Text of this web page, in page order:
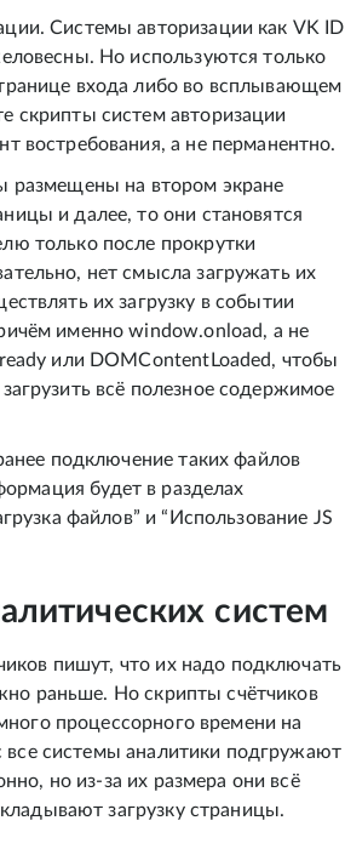
Системы авторизации как VK ID
Но используются только
входа либо во всплывающем
скрипты систем авторизации
востребования, а не перманентно.
размещены на втором экране
и далее, то они становятся
только после прокрутки
нет смысла загружать их
их загрузку в событии
именно window.onload, а не
или DOMContentLoaded, чтобы
всё полезное содержимое
подключение таких файлов
будет в разделах
файлов” и “Использование JS
систем
пишут, что их надо подключать
раньше. Но скрипты счётчиков
процессорного времени на
все системы аналитики подгружают
но из-за их размера они всё
загрузку страницы.